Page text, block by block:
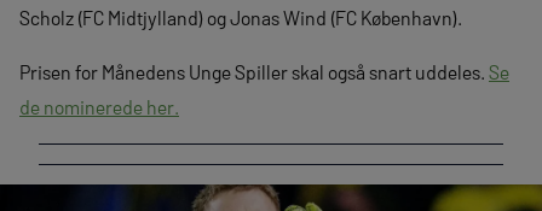
Scholz (FC Midtjylland) og Jonas Wind (FC København).
Prisen for Månedens Unge Spiller skal også snart uddeles. Se
de nominerede her.